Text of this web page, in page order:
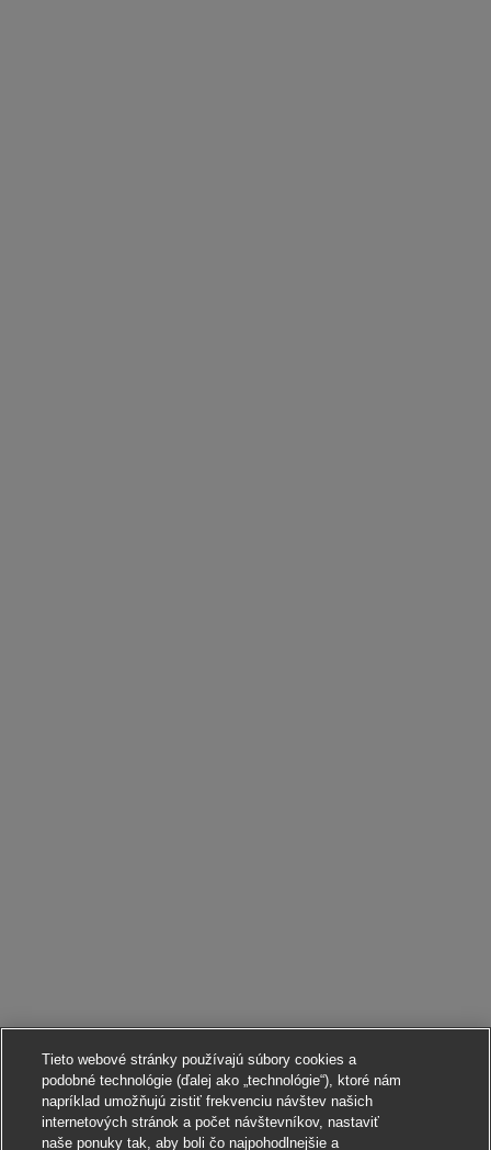
Tieto webové stránky používajú súbory cookies a
podobné technológie (ďalej ako „technológie“), ktoré nám
napríklad umožňujú zistiť frekvenciu návštev našich
internetových stránok a počet návštevníkov, nastaviť
naše ponuky tak, aby boli čo najpohodlnejšie a